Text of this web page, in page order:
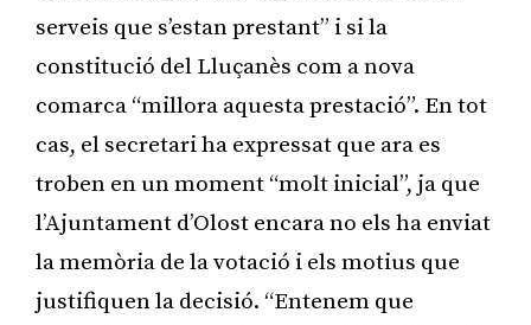
serveis que s’estan prestant” i si la
constitució del Lluçanès com a nova
comarca “millora aquesta prestació”. En tot
cas, el secretari ha expressat que ara es
troben en un moment “molt inicial”, ja que
l’Ajuntament d’Olost encara no els ha enviat
la memòria de la votació i els motius que
justifiquen la decisió. “Entenem que